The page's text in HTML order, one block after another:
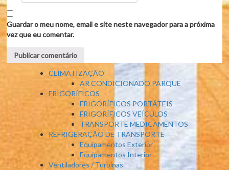
Guardar o meu nome, email e site neste navegador para a próxima
vez que eu comentar.
CLIMATIZAÇÃO
AR CONDICIONADO PARQUE
FRIGORÍFICOS
FRIGORÍFICOS PORTÁTEIS
FRIGORÍFICOS VEÍCULOS
TRANSPORTE MEDICAMENTOS
REFRIGERAÇÃO DE TRANSPORTE
Equipamentos Exterior
Equipamentos Interior
Ventiladores / Turbinas